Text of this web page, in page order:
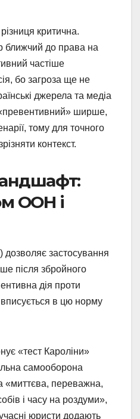
критична.
ближчий до права на
частіше
бо загроза ще не
джерела та медіа
ширше,
тому для точного
контекст.
ООН і
застосування
після збройного
дія проти
вписується в цю норму
«тест Кароліни»
самооборона
«миттєва, переважна,
і часу на роздуми»,
юристи додають